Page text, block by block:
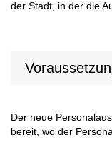
der Stadt, in der die
Der neue
bereit, wo der